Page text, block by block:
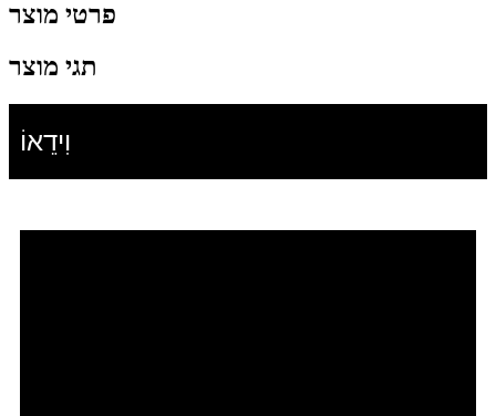
פרטי מוצר
תגי מוצר
וִידֵאוֹ